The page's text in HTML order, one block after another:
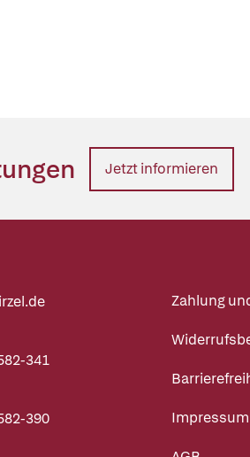
Jetzt informieren
341
390
Zahlung
Impressum